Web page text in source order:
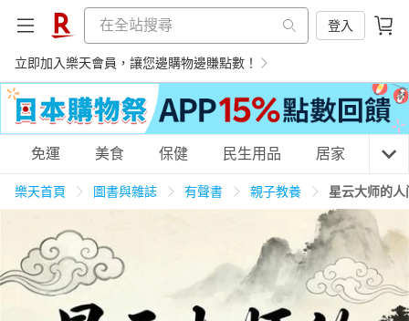
登入
立即加入樂天會員，讓您邊購物邊賺點數！
購物網分類
天天免運 養生保健 民生用品
免運 美食 保健 民生用品 居家 3C
樂天首頁 圖書與雜誌 有聲書 親子教養 星云大师的